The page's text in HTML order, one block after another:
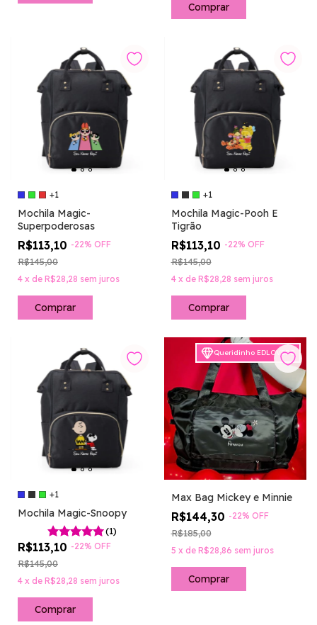
Comprar
+1
Mochila Magic-
Superpoderosas
R$113,10 -22% OFF
R$145,00
4 x de R$28,28 sem juros
Comprar
+1
Mochila Magic-Pooh E
Tigrão
R$113,10 -22% OFF
R$145,00
4 x de R$28,28 sem juros
Comprar
+1
Mochila Magic-Snoopy
(1)
R$113,10 -22% OFF
R$145,00
4 x de R$28,28 sem juros
Comprar
Queridinho EDLOVERS
Max Bag Mickey e Minnie
R$144,30 -22% OFF
R$185,00
5 x de R$28,86 sem juros
Comprar